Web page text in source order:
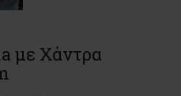
με Χάντρα